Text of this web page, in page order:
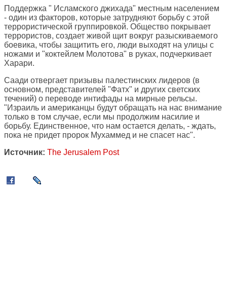
Поддержка " Исламского джихада" местным населением
- один из факторов, которые затрудняют борьбу с этой
террористической группировкой. Общество покрывает
террористов, создает живой щит вокруг разыскиваемого
боевика, чтобы защитить его, люди выходят на улицы с
ножами и "коктейлем Молотова" в руках, подчеркивает
Харари.
Саади отвергает призывы палестинских лидеров (в
основном, представителей "Фатх" и других светских
течений) о переводе интифады на мирные рельсы.
"Израиль и американцы будут обращать на нас внимание
только в том случае, если мы продолжим насилие и
борьбу. Единственное, что нам остается делать, - ждать,
пока не придет пророк Мухаммед и не спасет нас".
Источник: The Jerusalem Post